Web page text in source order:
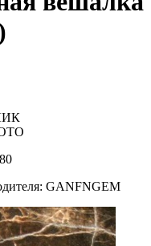
GANFNGEM